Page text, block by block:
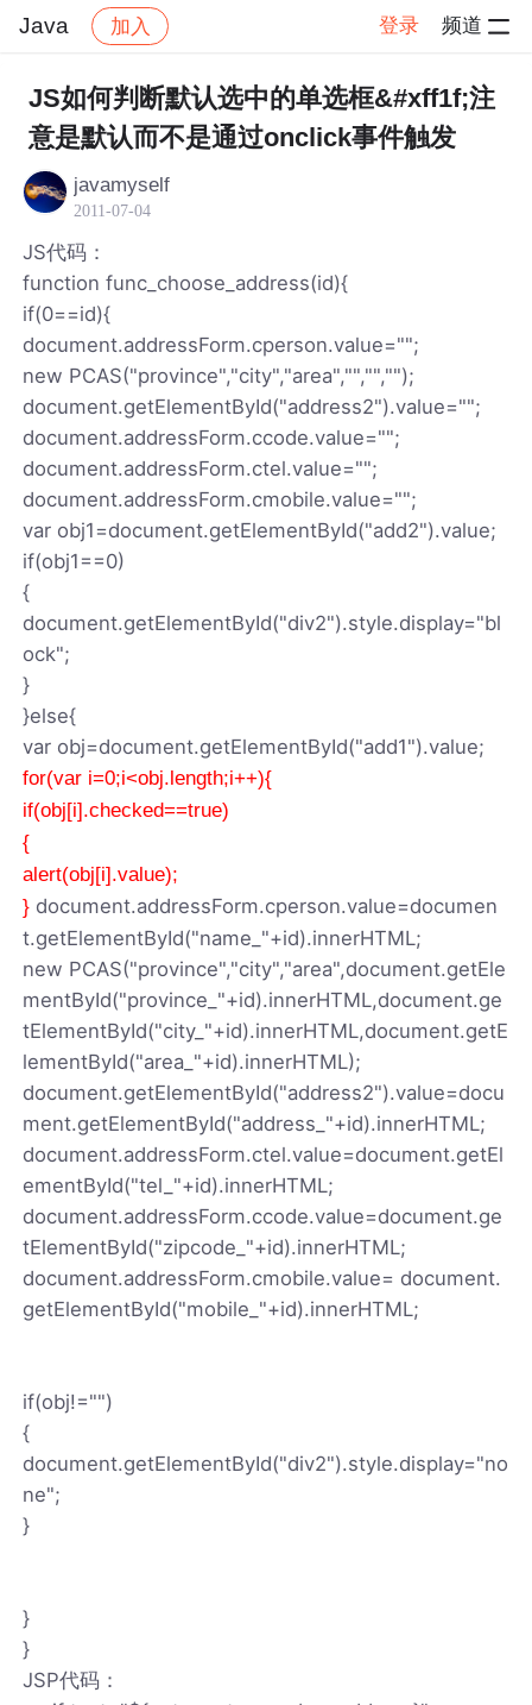
Java 加入 登录 频道
社区 Java 帖子详情
JS如何判断默认选中的单选框&#xff1f;注
意是默认而不是通过onclick事件触发
javamyself
2011-07-04
JS代码：
function func_choose_address(id){
if(0==id){
document.addressForm.cperson.value="";
new PCAS("province","city","area","","","");
document.getElementById("address2").value="";
document.addressForm.ccode.value="";
document.addressForm.ctel.value="";
document.addressForm.cmobile.value="";
var obj1=document.getElementById("add2").value;
if(obj1==0)
{
document.getElementById("div2").style.display="bl
ock";
}
}else{
var obj=document.getElementById("add1").value;
for(var i=0;i<obj.length;i++){
if(obj[i].checked==true)
{
alert(obj[i].value);
} document.addressForm.cperson.value=documen
t.getElementById("name_"+id).innerHTML;
new PCAS("province","city","area",document.getEle
mentById("province_"+id).innerHTML,document.ge
tElementById("city_"+id).innerHTML,document.getE
lementById("area_"+id).innerHTML);
document.getElementById("address2").value=docu
ment.getElementById("address_"+id).innerHTML;
document.addressForm.ctel.value=document.getEl
ementById("tel_"+id).innerHTML;
document.addressForm.ccode.value=document.ge
tElementById("zipcode_"+id).innerHTML;
document.addressForm.cmobile.value= document.
getElementById("mobile_"+id).innerHTML;
if(obj!="")
{
document.getElementById("div2").style.display="no
ne";
}
}
}
JSP代码：